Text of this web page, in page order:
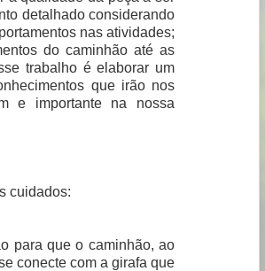
detalhado considerando
nas atividades;
do caminhão até as
trabalho é elaborar um
que irão nos
e importante na nossa
cuidados:
para que o caminhão, ao
conecte com a girafa que